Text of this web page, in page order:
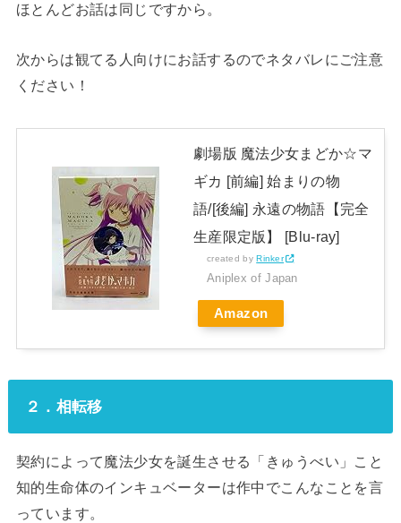
ほとんどお話は同じですから。
次からは観てる人向けにお話するのでネタバレにご注意
ください！
劇場版 魔法少女まどか☆マ
ギカ [前編] 始まりの物
語/[後編] 永遠の物語【完全
生産限定版】 [Blu-ray]
created byRinker
Aniplex of Japan
Amazon
２．相転移
契約によって魔法少女を誕生させる「きゅうべい」こと
知的生命体のインキュベーターは作中でこんなことを言
っています。